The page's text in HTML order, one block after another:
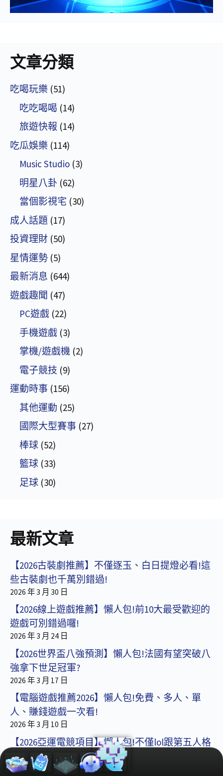
文章分類
吃喝玩樂 (51)
吃吃喝喝 (14)
旅遊快報 (14)
吃瓜娛樂 (114)
Music Studio (3)
明星八卦 (62)
當個影視宅 (30)
成人話題 (17)
投資理財 (50)
星情運勢 (5)
最新消息 (644)
遊戲趣聞 (47)
PC遊戲 (22)
手機遊戲 (3)
掌機/遊戲機 (2)
電子競技 (9)
運動時事 (156)
其他運動 (25)
國際大型賽事 (27)
棒球 (52)
籃球 (33)
足球 (30)
最新文章
【2026古裝劇推薦】不僅逐玉、白日提燈必看!這
些古裝劇也千萬別錯過!
2026 年 3 月 30 日
【2026線上遊戲推薦】懶人包!前10大最受歡迎的
遊戲可別錯過囉!
2026 年 3 月 24 日
【2026世界盃八強預測】懶人包!法國有望突破八
強拿下世足冠軍?
2026 年 3 月 17 日
【電腦遊戲推薦2026】懶人包!免費、多人、單
人、賺錢遊戲一次看!
2026 年 3 月 10 日
【2026亞運電競項目】懶人包!不僅lol跟第五人格
還有這款遊戲!
2026 年 3 月 3 日